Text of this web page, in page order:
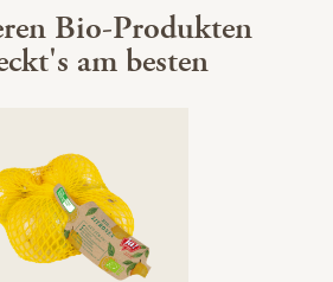
Bio-Produkten
am besten